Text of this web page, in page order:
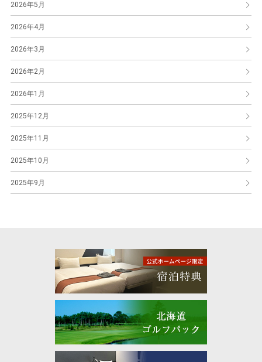
2026年5月
2026年4月
2026年3月
2026年2月
2026年1月
2025年12月
2025年11月
2025年10月
2025年9月